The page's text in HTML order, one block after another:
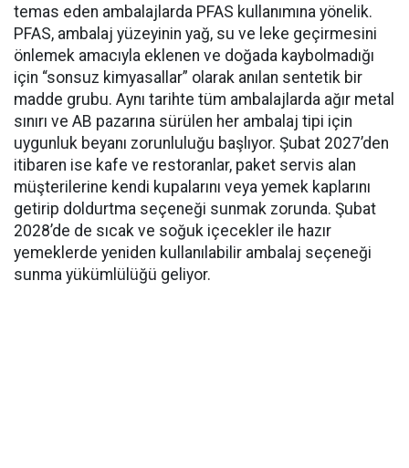
temas eden ambalajlarda PFAS kullanımına yönelik.
PFAS, ambalaj yüzeyinin yağ, su ve leke geçirmesini
önlemek amacıyla eklenen ve doğada kaybolmadığı
için “sonsuz kimyasallar” olarak anılan sentetik bir
madde grubu. Aynı tarihte tüm ambalajlarda ağır metal
sınırı ve AB pazarına sürülen her ambalaj tipi için
uygunluk beyanı zorunluluğu başlıyor. Şubat 2027’den
itibaren ise kafe ve restoranlar, paket servis alan
müşterilerine kendi kupalarını veya yemek kaplarını
getirip doldurtma seçeneği sunmak zorunda. Şubat
2028’de de sıcak ve soğuk içecekler ile hazır
yemeklerde yeniden kullanılabilir ambalaj seçeneği
sunma yükümlülüğü geliyor.